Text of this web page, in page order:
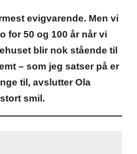
evigvarende. Men vi
for 50 og 100 år når vi
blir nok stående til
– som jeg satser på er
til, avslutter Ola
smil.